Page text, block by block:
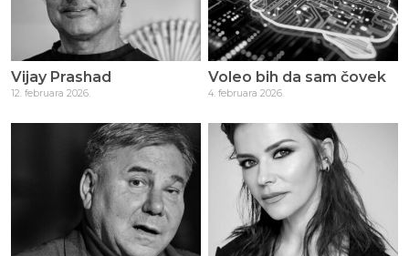
Vijay Prashad
12. februara 2026.
Voleo bih da sam čovek
4. februara 2026.